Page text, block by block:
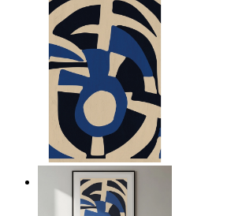
Nordic Graphic Shapes
14,95 €